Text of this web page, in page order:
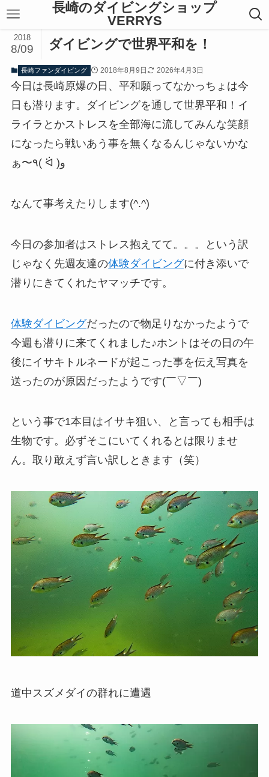
長崎のダイビングショップ
VERRYS
ダイビングで世界平和を！
2018
8/09
長崎ファンダイビング 2018年8月9日 2026年4月3日
今日は長崎原爆の日、平和願ってなかっちょは今
日も潜ります。ダイビングを通して世界平和！‬‪イ
ライラとかストレスを全部海に流してみんな笑顔
になったら戦いあう事を無くなるんじゃないかな
‪なんて事考えたりします(^.^)‬
今日の参加者はストレス抱えてて。。。という訳
じゃなく先週友達の体験ダイビングに付き添いで
潜りにきてくれたヤマッチです。
体験ダイビングだったので物足りなかったようで
今週も潜りに来てくれました♪ホントはその日の午
後にイサキトルネードが起こった事を伝え写真を
送ったのが原因だったようです(￣▽￣)
という事で1本目はイサキ狙い、と言っても相手は
生物です。必ずそこにいてくれるとは限りませ
ん。取り敢えず言い訳しときます（笑）
道中スズメダイの群れに遭遇